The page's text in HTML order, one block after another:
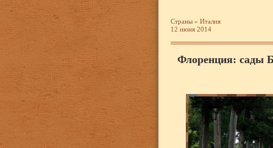
Страны » Италия
12 июня 2014
Флоренция: сады